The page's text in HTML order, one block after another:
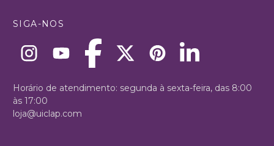
SIGA-NOS
Horário de atendimento: segunda à sexta-feira, das 8:00
às 17:00
loja@uiclap.com